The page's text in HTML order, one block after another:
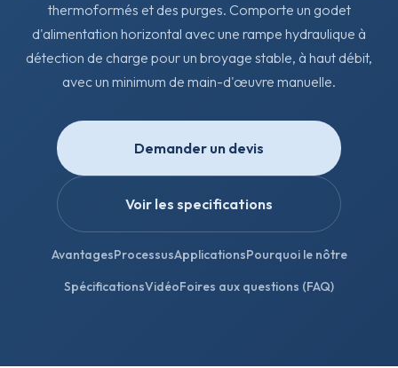
thermoformés et des purges. Comporte un godet
d'alimentation horizontal avec une rampe hydraulique à
détection de charge pour un broyage stable, à haut débit,
avec un minimum de main-d'œuvre manuelle.
Demander un devis
Voir les specifications
AvantagesProcessusApplicationsPourquoi le nôtre
SpécificationsVidéoFoires aux questions (FAQ)